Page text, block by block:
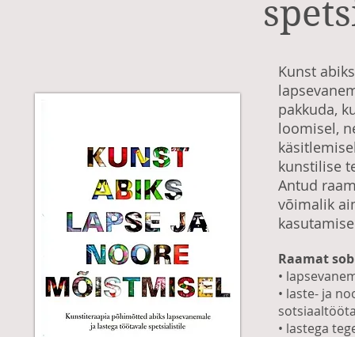
Kunst
pakkuda,
loomisel,
kunstilise
Antud
võimalik
Raamat
•
• laste- ja
• lastega